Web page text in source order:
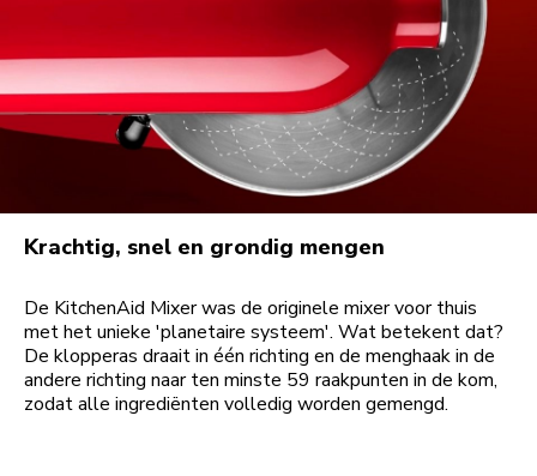
Krachtig, snel en grondig mengen
De KitchenAid Mixer was de originele mixer voor thuis
met het unieke 'planetaire systeem'. Wat betekent dat?
De klopperas draait in één richting en de menghaak in de
andere richting naar ten minste 59 raakpunten in de kom,
zodat alle ingrediënten volledig worden gemengd.